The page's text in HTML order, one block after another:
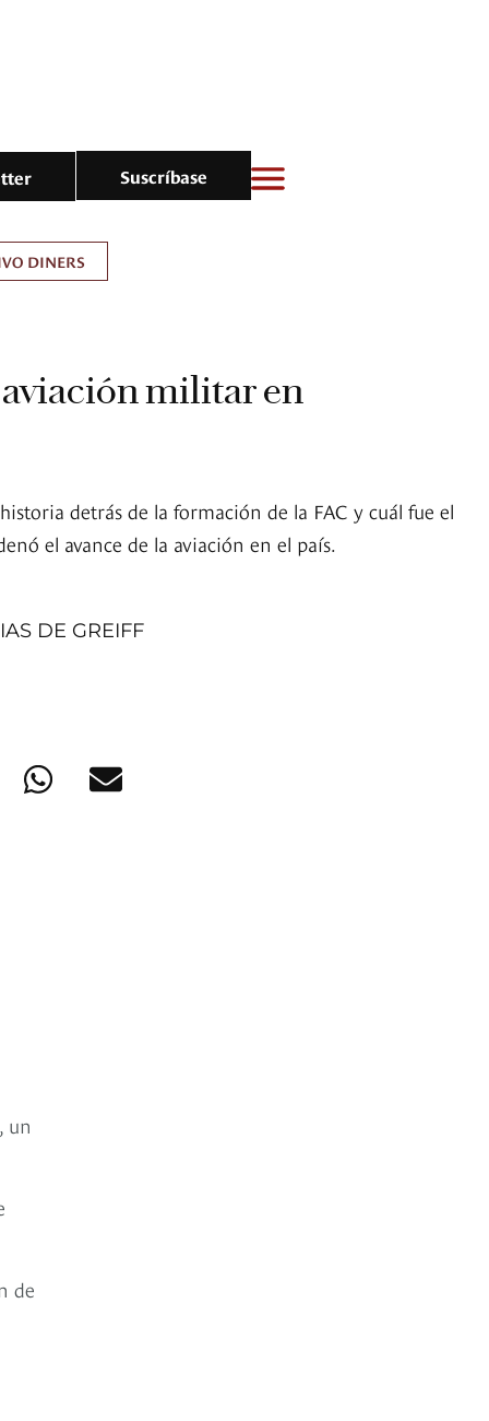
Suscríbase
DINERS
militar en
detrás de la formación de la FAC y cuál fue el
el avance de la aviación en el país.
DE GREIFF
un
de